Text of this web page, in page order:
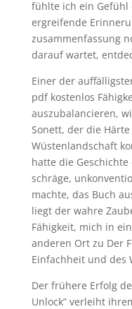
fühlte ich ein Gefühl
ergreifende
zusammenfassung
darauf wartet,
Einer der
pdf kostenlos
auszubalancieren,
Sonett, der die
Wüstenlandschaft
hatte die
schräge,
machte, das Buch
liegt der wahre
Fähigkeit, mich in
anderen Ort zu Der
Einfachheit und des
Der frühere Erfolg
Unlock” verleiht